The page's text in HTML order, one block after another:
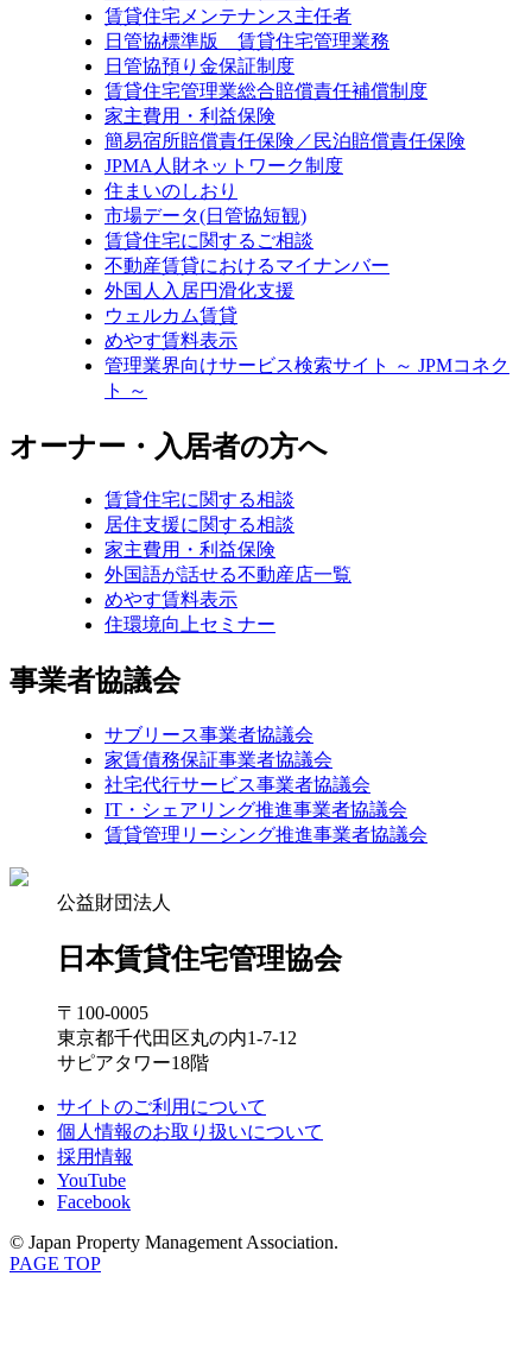
賃貸住宅メンテナンス主任者
日管協標準版 賃貸住宅管理業務
日管協預り金保証制度
賃貸住宅管理業総合賠償責任補償制度
家主費用・利益保険
簡易宿所賠償責任保険／民泊賠償責任保険
JPMA人財ネットワーク制度
住まいのしおり
市場データ(日管協短観)
賃貸住宅に関するご相談
不動産賃貸におけるマイナンバー
外国人入居円滑化支援
ウェルカム賃貸
めやす賃料表示
管理業界向けサービス検索サイト ～ JPMコネク
ト ～
オーナー・入居者の方へ
賃貸住宅に関する相談
居住支援に関する相談
家主費用・利益保険
外国語が話せる不動産店一覧
めやす賃料表示
住環境向上セミナー
事業者協議会
サブリース事業者協議会
家賃債務保証事業者協議会
社宅代行サービス事業者協議会
IT・シェアリング推進事業者協議会
賃貸管理リーシング推進事業者協議会
公益財団法人
日本賃貸住宅管理協会
〒100-0005
東京都千代田区丸の内1-7-12
サピアタワー18階
サイトのご利用について
個人情報のお取り扱いについて
採用情報
YouTube
Facebook
© Japan Property Management Association.
PAGE TOP